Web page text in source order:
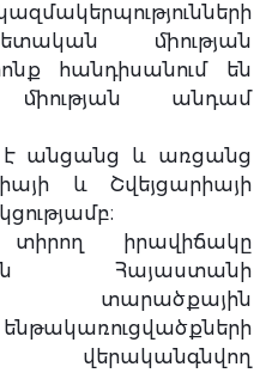
միության
հանդիսանում են
միության անդամ
է անցանց և առցանց
և Շվեյցարիայի
տիրող իրավիճակը
Հայաստանի
տարածքային
վերականգնվող